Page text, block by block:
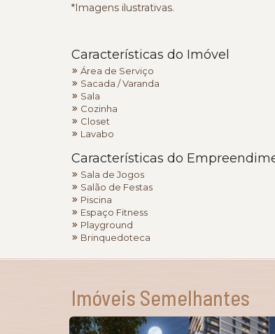
*Imagens ilustrativas.
Características do Imóvel
Área de Serviço
Sacada / Varanda
Sala
Cozinha
Closet
Lavabo
Características do
Sala de Jogos
Salão de Festas
Piscina
Espaço Fitness
Playground
Brinquedoteca
Imóveis Semelhantes